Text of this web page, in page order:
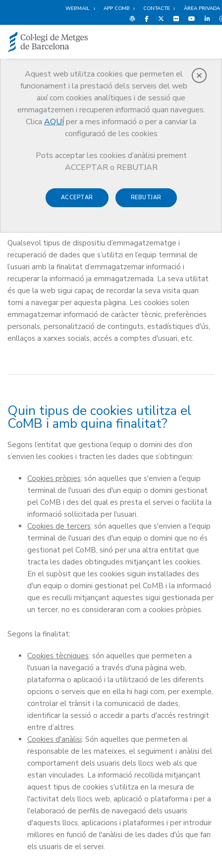
WEBMAIL APP COMB CONTACTE ÀREA PRIVADA
Aquest web utilitza cookies que permeten el
funcionament i la prestació dels serveis del web
així com cookies analítiques i de sessió que
emmagatzemen i recuperen informació quan navegues.
Clica AQUÍ per a mes informació o per a canviar la
configuració de les cookies
Pots acceptar les cookies d’anàlisi prement
ACCEPTAR o REBUTJAR
ACCEPTAR REBUTJAR
Política de Cookies
Politica de cookies del
Col·legi de Metges de
Barcelona (CoMB)
Qualsevol tipus de dispositiu d’emmagatzematge i
recuperació de dades que s’utilitzi en l’equip terminal de
l’usuari amb la finalitat d’emmagatzemar informació i
recuperar la informació ja emmagatzemada. La seva utilitat
és que la web sigui capaç de recordar la seva visita quan
torni a navegar per aquesta pàgina. Les cookies solen
emmagatzemar informació de caràcter tècnic, preferències
personals, personalització de continguts, estadístiques d'ús,
enllaços a xarxes socials, accés a comptes d'usuari, etc.
Quin tipus de cookies utilitza el
CoMB i amb quina finalitat?
Segons l’entitat que gestiona l’equip o domini des d’on
s’envien les cookies i tracten les dades que s’obtinguin:
Cookies pròpies: són aquelles que s'envien a l'equip
terminal de l'usuari des d'un equip o domini gestionat
pel CoMB i des del qual es presta el servei o facilita la
informació sol·licitada per l'usuari.
Cookies de tercers: són aquelles que s'envien a l'equip
terminal de l'usuari des d'un equip o domini que no és
gestionat pel CoMB, sinó per una altra entitat que
tracta les dades obtingudes mitjançant les cookies.
En el supòsit que les cookies siguin instal·lades des
d'un equip o domini gestionat pel CoMB i la informació
que es reculli mitjançant aquestes sigui gestionada per
un tercer, no es consideraran com a cookies pròpies.
Segons la finalitat:
Cookies tècniques: són aquelles que permeten a
l'usuari la navegació a través d'una pàgina web,
plataforma o aplicació i la utilització de les diferents
opcions o serveis que en ella hi hagi com, per exemple,
controlar el trànsit i la comunicació de dades,
identificar la sessió o accedir a parts d'accés restringit
entre d’altres.
Cookies d'anàlisi: Són aquelles que permeten al
responsable de les mateixes, el seguiment i anàlisi del
comportament dels usuaris dels llocs web als que
estan vinculades. La informació recollida mitjançant
aquest tipus de cookies s'utilitza en la mesura de
l'activitat dels llocs web, aplicació o plataforma i per a
l'elaboració de perfils de navegació dels usuaris
d'aquests llocs, aplicacions i plataformes i per introduir
millores en funció de l'anàlisi de les dades d'ús que fan
els usuaris de el servei.